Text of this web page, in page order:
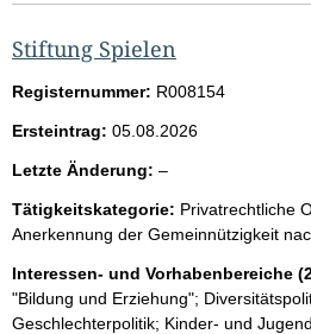
Stiftung Spielen
Registernummer: R008154
Ersteintrag: 05.08.2026
Letzte Änderung: –l
e
r
Tätigkeitskategorie: Privatrechtliche
Anerkennung der Gemeinnützigkeit
Interessen- und Vorhabenbereiche
"Bildung und Erziehung";
Geschlechterpolitik; Kinder- und